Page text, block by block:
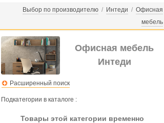
Выбор по производителю / Интеди / Офисная
мебель
Офисная мебель
Интеди
Расширенный поиск
Подкатегории в каталоге :
Товары этой категории временно